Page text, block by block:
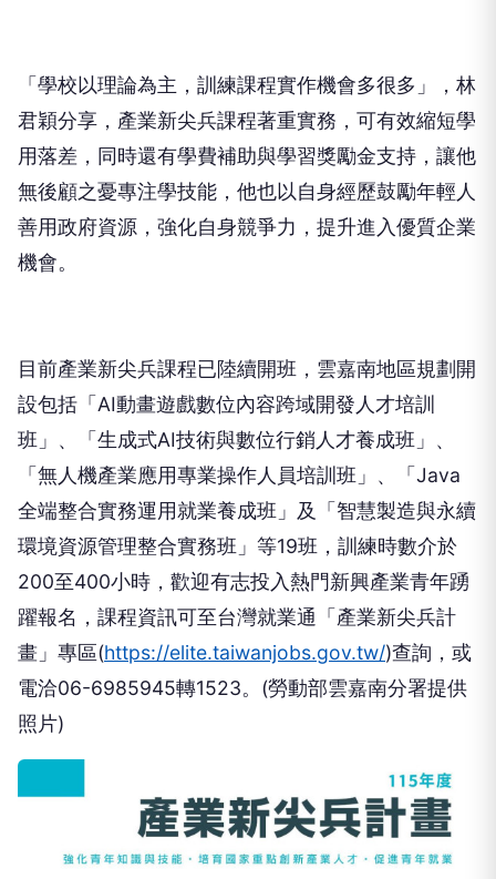
「學校以理論為主，訓練課程實作機會多很多」，林
君穎分享，產業新尖兵課程著重實務，可有效縮短學
用落差，同時還有學費補助與學習獎勵金支持，讓他
無後顧之憂專注學技能，他也以自身經歷鼓勵年輕人
善用政府資源，強化自身競爭力，提升進入優質企業
機會。
目前產業新尖兵課程已陸續開班，雲嘉南地區規劃開
設包括「AI動畫遊戲數位內容跨域開發人才培訓
班」、「生成式AI技術與數位行銷人才養成班」、
「無人機產業應用專業操作人員培訓班」、「Java
全端整合實務運用就業養成班」及「智慧製造與永續
環境資源管理整合實務班」等19班，訓練時數介於
200至400小時，歡迎有志投入熱門新興產業青年踴
躍報名，課程資訊可至台灣就業通「產業新尖兵計
畫」專區(https://elite.taiwanjobs.gov.tw/)查詢，或
電洽06-6985945轉1523。(勞動部雲嘉南分署提供
照片)